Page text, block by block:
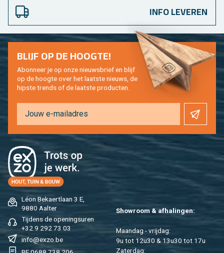
INFO LEVEREN
Léon Be­kaert­laan 3 E,
9880 Aal­ter
Tij­dens de ope­nings­uren
+32 9 292 73 03
info@​exzo.​be
Show­room & af­ha­lin­gen:
Maan­dag - vrij­dag:
9u tot 12u30 & 13u30 tot 17u
Za­ter­dag:
BLIJF OP DE HOOG­TE!
Abon­neer je op onze nieuws­brief en blijf
op de hoog­te over het laat­ste nieuws, de
hip­s­te trends of de laat­ste pro­duc­ten.